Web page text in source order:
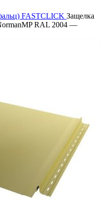
FASTCLICK Защелка
RAL 2004 —